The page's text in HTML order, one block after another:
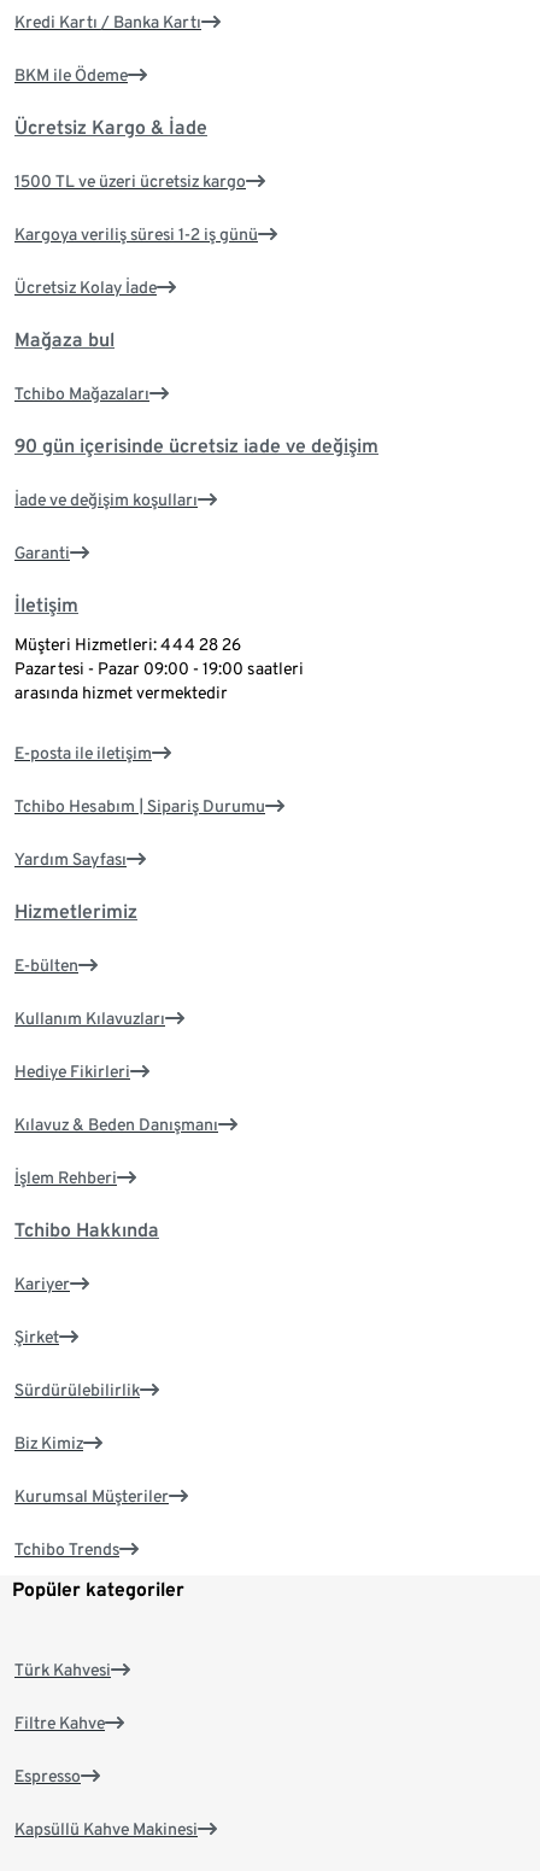
Kredi Kartı / Banka Kartı
BKM ile Ödeme
Ücretsiz Kargo & İade
1500 TL ve üzeri ücretsiz kargo
Kargoya veriliş süresi 1-2 iş günü
Ücretsiz Kolay İade
Mağaza bul
Tchibo Mağazaları
90 gün içerisinde ücretsiz iade ve değişim
İade ve değişim koşulları
Garanti
İletişim
Müşteri Hizmetleri: 444 28 26
Pazartesi - Pazar 09:00 - 19:00 saatleri
arasında hizmet vermektedir
E-posta ile iletişim
Tchibo Hesabım | Sipariş Durumu
Yardım Sayfası
Hizmetlerimiz
E-bülten
Kullanım Kılavuzları
Hediye Fikirleri
Kılavuz & Beden Danışmanı
İşlem Rehberi
Tchibo Hakkında
Kariyer
Şirket
Sürdürülebilirlik
Biz Kimiz
Kurumsal Müşteriler
Tchibo Trends
Popüler kategoriler
Türk Kahvesi
Filtre Kahve
Espresso
Kapsüllü Kahve Makinesi